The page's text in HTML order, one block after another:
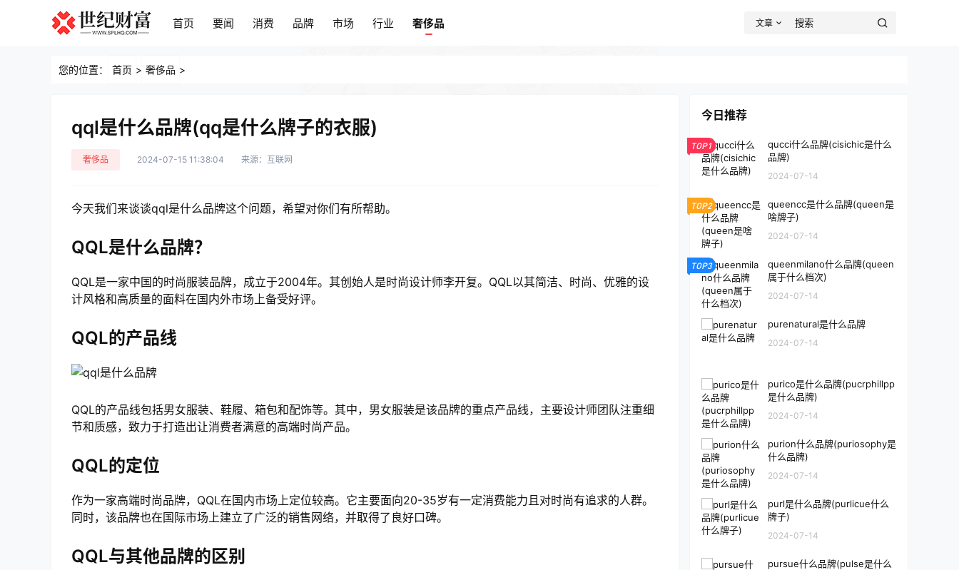
首页 要闻 消费 品牌 市场 行业 奢侈品 文章
奢侈品
您的位置： 首页 > 奢侈品 >
qql是什么品牌(qq是什么牌子的衣服)
奢侈品 2024-07-15 11:38:04 来源：互联网
今天我们来谈谈qql是什么品牌这个问题，希望对你们有所帮助。
QQL是什么品牌？
QQL是一家中国的时尚服装品牌，成立于2004年。其创始人是时尚设计师李开复。QQL以其简洁、时尚、优雅的设
计风格和高质量的面料在国内外市场上备受好评。
QQL的产品线
QQL的产品线包括男女服装、鞋履、箱包和配饰等。其中，男女服装是该品牌的重点产品线，主要设计师团队注重细
节和质感，致力于打造出让消费者满意的高端时尚产品。
QQL的定位
作为一家高端时尚品牌，QQL在国内市场上定位较高。它主要面向20-35岁有一定消费能力且对时尚有追求的人群。
同时，该品牌也在国际市场上建立了广泛的销售网络，并取得了良好口碑。
QQL与其他品牌的区别
今日推荐
TOP1
qucci什么品牌(cisichic是什么
品牌)
2024-07-14
TOP2
queencc是什么品牌(queen是
啥牌子)
2024-07-14
TOP3
queenmilano什么品牌(queen
属于什么档次)
2024-07-14
purenatural是什么品牌
2024-07-14
purico是什么品牌(pucrphillpp
是什么品牌)
2024-07-14
purion什么品牌(puriosophy是
什么品牌)
2024-07-14
purl是什么品牌(purlicue什么
牌子)
2024-07-14
pursue什么品牌(pulse是什么